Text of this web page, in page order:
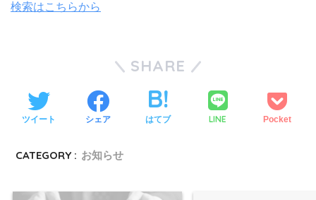
検索はこちらから
SHARE
ツイート シェア はてブ LINE Pocket
CATEGORY : お知らせ